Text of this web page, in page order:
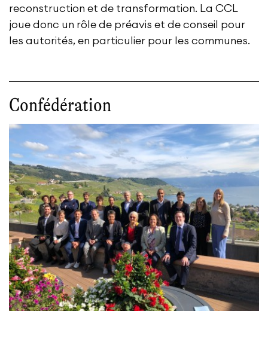
reconstruction et de transformation. La CCL
joue donc un rôle de préavis et de conseil pour
les autorités, en particulier pour les communes.
Confédération